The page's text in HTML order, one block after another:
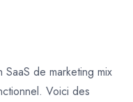
de marketing mix
Voici des